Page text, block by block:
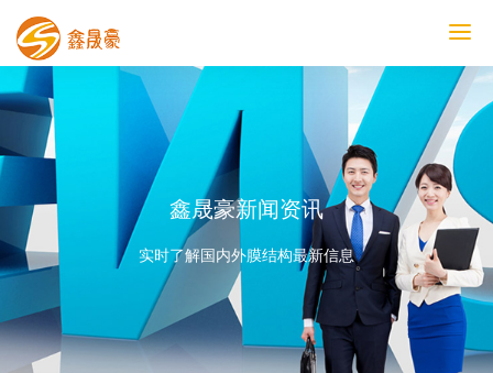
鑫晟豪首页
产品中心
工程案例
膜结构车棚
污水池反吊膜加盖
鑫晟豪资讯
关于鑫晟豪
联系鑫晟豪
鑫晟豪新闻资讯
实时了解国内外膜结构最新信息